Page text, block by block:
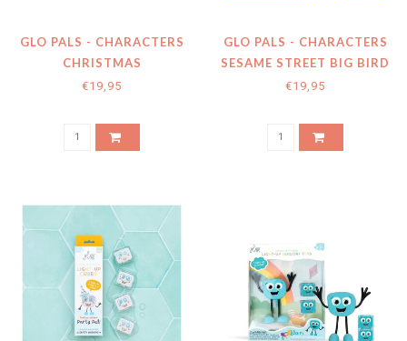
GLO PALS - CHARACTERS
CHRISTMAS
€19,95
GLO PALS - CHARACTERS
SESAME STREET BIG BIRD
€19,95